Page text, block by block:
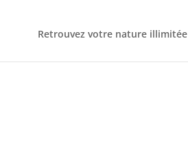
Retrouvez votre nature illimitée